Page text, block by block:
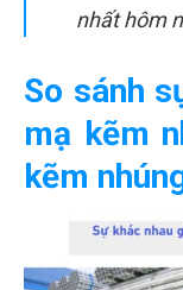
nhất hôm
So sánh
mạ kẽm
kẽm